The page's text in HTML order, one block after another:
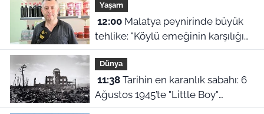
Yaşam
12:00Malatya peynirinde büyük
tehlike: "Köylü emeğinin karşılığını
alamıyor, üretim bitiyor"
Dünya
11:38Tarihin en karanlık sabahı: 6
Ağustos 1945’te "Little Boy"
Hiroşima’yı nasıl yok etti?